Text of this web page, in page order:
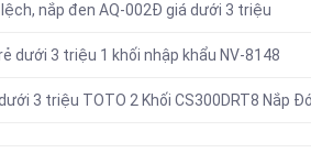
nắp đen AQ-002Đ giá dưới 3 triệu
dưới 3 triệu 1 khối nhập khẩu NV-8148
3 triệu TOTO 2 Khối CS300DRT8 Nắp